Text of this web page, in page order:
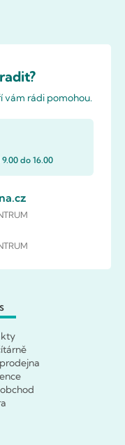
vám rádi pomohou.
do 16.00